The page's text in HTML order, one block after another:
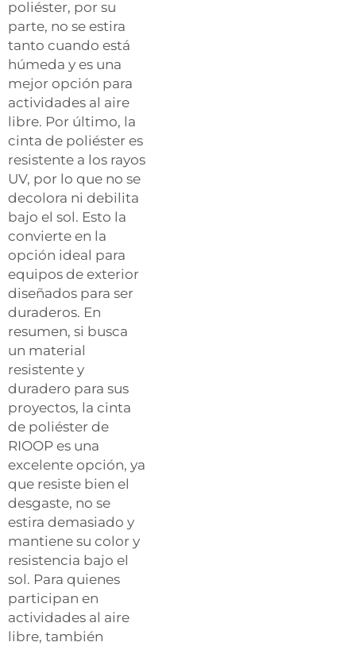
poliéster, por su
parte, no se estira
tanto cuando está
húmeda y es una
mejor opción para
actividades al aire
libre. Por último, la
cinta de poliéster es
resistente a los rayos
UV, por lo que no se
decolora ni debilita
bajo el sol. Esto la
convierte en la
opción ideal para
equipos de exterior
diseñados para ser
duraderos. En
resumen, si busca
un material
resistente y
duradero para sus
proyectos, la cinta
de poliéster de
RIOOP es una
excelente opción, ya
que resiste bien el
desgaste, no se
estira demasiado y
mantiene su color y
resistencia bajo el
sol. Para quienes
participan en
actividades al aire
libre, también